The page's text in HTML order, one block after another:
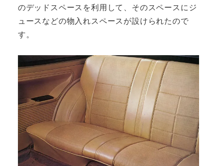
のデッドスペースを利用して、そのスペースにジ
ュースなどの物入れスペースが設けられたので
す。